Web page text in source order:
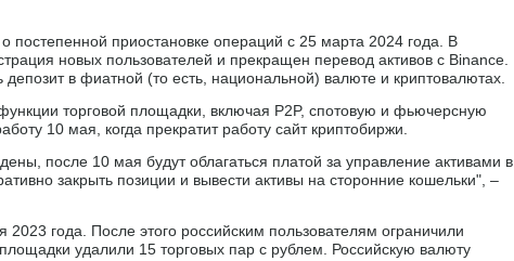
постепенной приостановке операций с 25 марта 2024 года. В
новых пользователей и прекращен перевод активов с Binance.
в фиатной (то есть, национальной) валюте и криптовалютах.
торговой площадки, включая P2P, спотовую и фьючерсную
10 мая, когда прекратит работу сайт криптобиржи.
после 10 мая будут облагаться платой за управление активами в
закрыть позиции и вывести активы на сторонние кошельки", –
года. После этого российским пользователям ограничили
удалили 15 торговых пар с рублем. Российскую валюту